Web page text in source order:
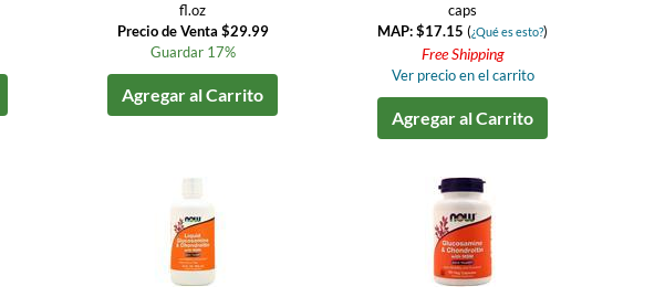
fl.oz
Precio de Venta $29.99
Guardar 17%
Agregar al Carrito
caps
MAP: $17.15(¿Qué es esto?)
Free Shipping
Ver precio en el carrito
Agregar al Carrito